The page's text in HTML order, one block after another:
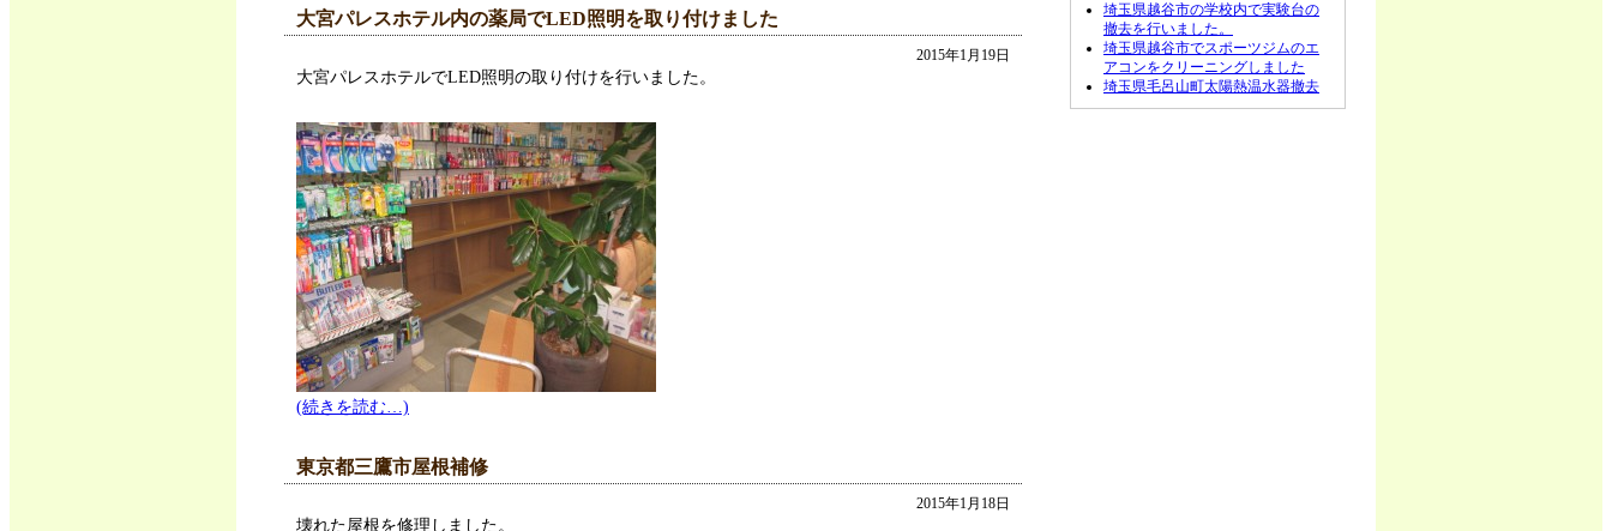
大宮パレスホテル内の薬局でLED照明を取り付けました
2015年1月19日
大宮パレスホテルでLED照明の取り付けを行いました。
(続きを読む…)
東京都三鷹市屋根補修
2015年1月18日
壊れた屋根を修理しました。
埼玉県越谷市の学校内で実験台の
撤去を行いました。
埼玉県越谷市でスポーツジムのエ
アコンをクリーニングしました
埼玉県毛呂山町太陽熱温水器撤去